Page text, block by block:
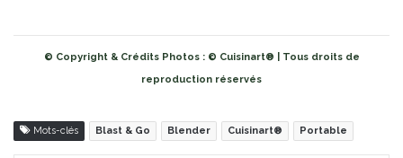
© Copyright & Crédits Photos : © Cuisinart® | Tous droits de
reproduction réservés
Mots-clés Blast & Go Blender Cuisinart® Portable